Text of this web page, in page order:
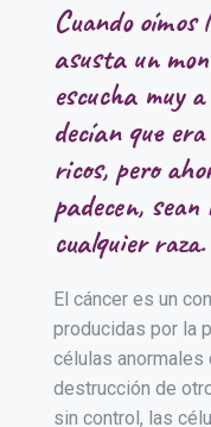
Cuando
asusta un
escucha muy
decían que
ricos, pero
padecen,
cualquier raza.
El cáncer es un
producidas por la
células anormales
destrucción de
sin control, las